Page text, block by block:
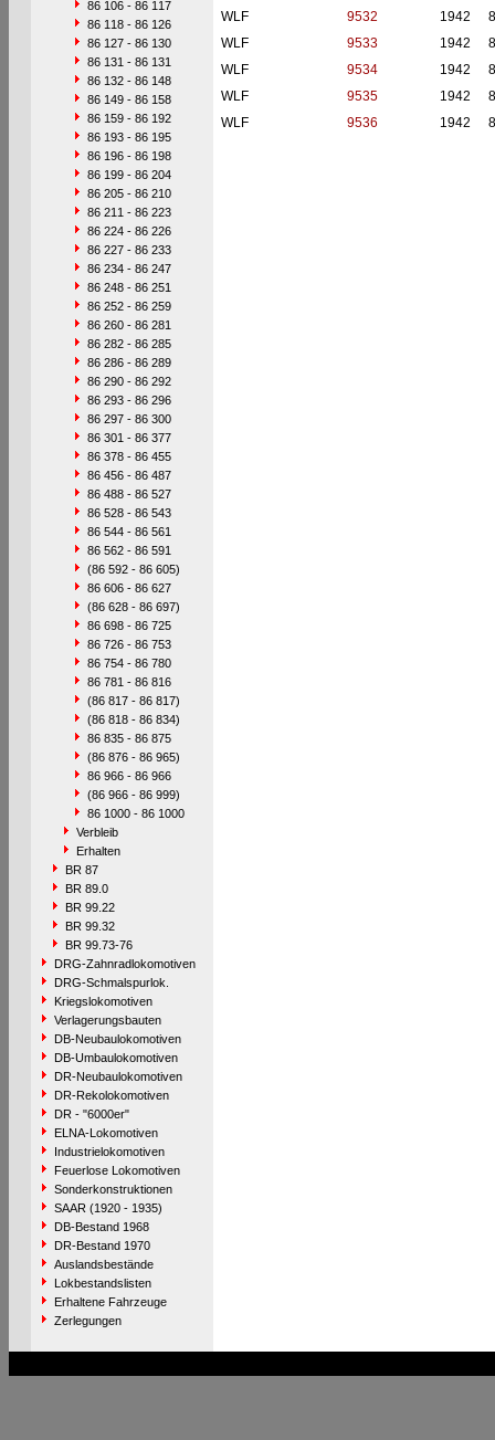
86 106 - 86 117
86 118 - 86 126
86 127 - 86 130
86 131 - 86 131
86 132 - 86 148
86 149 - 86 158
86 159 - 86 192
86 193 - 86 195
86 196 - 86 198
86 199 - 86 204
86 205 - 86 210
86 211 - 86 223
86 224 - 86 226
86 227 - 86 233
86 234 - 86 247
86 248 - 86 251
86 252 - 86 259
86 260 - 86 281
86 282 - 86 285
86 286 - 86 289
86 290 - 86 292
86 293 - 86 296
86 297 - 86 300
86 301 - 86 377
86 378 - 86 455
86 456 - 86 487
86 488 - 86 527
86 528 - 86 543
86 544 - 86 561
86 562 - 86 591
(86 592 - 86 605)
86 606 - 86 627
(86 628 - 86 697)
86 698 - 86 725
86 726 - 86 753
86 754 - 86 780
86 781 - 86 816
(86 817 - 86 817)
(86 818 - 86 834)
86 835 - 86 875
(86 876 - 86 965)
86 966 - 86 966
(86 966 - 86 999)
86 1000 - 86 1000
Verbleib
Erhalten
BR 87
BR 89.0
BR 99.22
BR 99.32
BR 99.73-76
DRG-Zahnradlokomotiven
DRG-Schmalspurlok.
Kriegslokomotiven
Verlagerungsbauten
DB-Neubaulokomotiven
DB-Umbaulokomotiven
DR-Neubaulokomotiven
DR-Rekolokomotiven
DR - "6000er"
ELNA-Lokomotiven
Industrielokomotiven
Feuerlose Lokomotiven
Sonderkonstruktionen
SAAR (1920 - 1935)
DB-Bestand 1968
DR-Bestand 1970
Auslandsbestände
Lokbestandslisten
Erhaltene Fahrzeuge
Zerlegungen
WLF
9532 1942
WLF
9533 1942
WLF
9534 1942
WLF
9535 1942
WLF
9536 1942